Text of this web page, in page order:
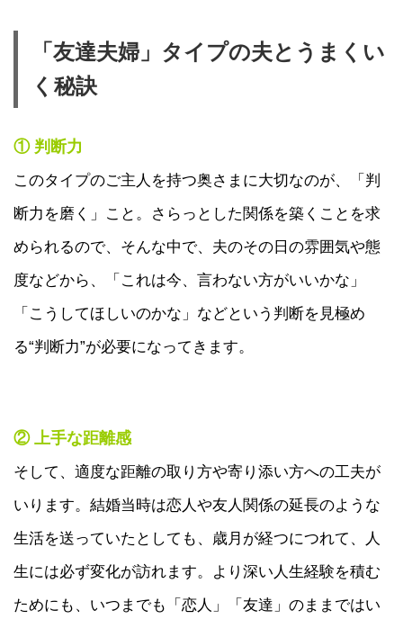
「友達夫婦」タイプの夫とうまくい
く秘訣
① 判断力
このタイプのご主人を持つ奥さまに大切なのが、「判
断力を磨く」こと。さらっとした関係を築くことを求
められるので、そんな中で、夫のその日の雰囲気や態
度などから、「これは今、言わない方がいいかな」
「こうしてほしいのかな」などという判断を見極め
る“判断力”が必要になってきます。
② 上手な距離感
そして、適度な距離の取り方や寄り添い方への工夫が
いります。結婚当時は恋人や友人関係の延長のような
生活を送っていたとしても、歳月が経つにつれて、人
生には必ず変化が訪れます。より深い人生経験を積む
ためにも、いつまでも「恋人」「友達」のままではい